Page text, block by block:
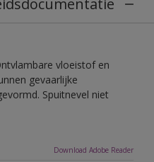
vloeistof en
gevaarlijke
Spuitnevel niet
Download Adobe Reader